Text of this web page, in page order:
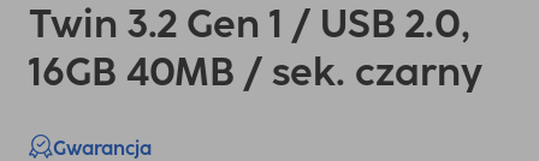
Twin 3.2 Gen 1 / USB 2.0,
16GB 40MB / sek. czarny
Gwarancja